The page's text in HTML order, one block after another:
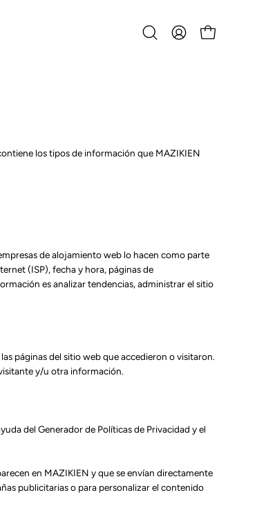
Abrir MI
CARRO
los tipos de información que MAZIKIEN
de alojamiento web lo hacen como parte
(ISP), fecha y hora, páginas de
es analizar tendencias, administrar el sitio
páginas del sitio web que accedieron o visitaron.
y/u otra información.
del Generador de Políticas de Privacidad y el
en MAZIKIEN y que se envían directamente
publicitarias o para personalizar el contenido